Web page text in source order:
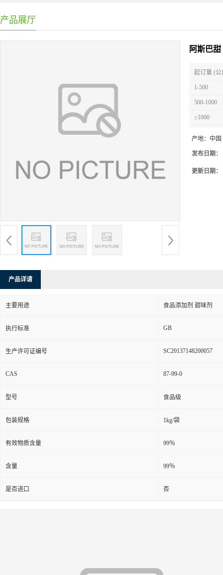
产品展厅
阿斯巴
起订量 (公
1-500
500-1000
≥1000
产地： 中国
发布日期：
更新日期：
产品详请
主要用途 食品添加剂 甜味剂
执行标准 GB
生产许可证编号 SC20137148200057
CAS 87-99-0
型号 食品级
包装规格 1kg/袋
有效物质含量 99％
含量 99％
是否进口 否